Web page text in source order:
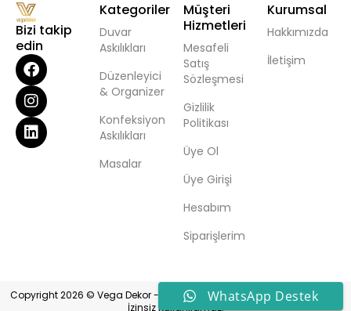
Bizi takip
edin
Kategoriler
Duvar
Askılıkları
Düzenleyici
& Organizer
Konfeksiyon
Askılıkları
Masalar
Müşteri
Hizmetleri
Mesafeli
Satış
Sözleşmesi
Gizlilik
Politikası
Üye Ol
Üye Girişi
Hesabım
Siparişlerim
Kurumsal
Hakkımızda
İletişim
Copyright 2026 © Vega Dekor - Her Hakkı Saklıdır. Hiçbir Bilgi ve Görsel
İzinsiz Kullanılamaz.
WhatsApp Destek